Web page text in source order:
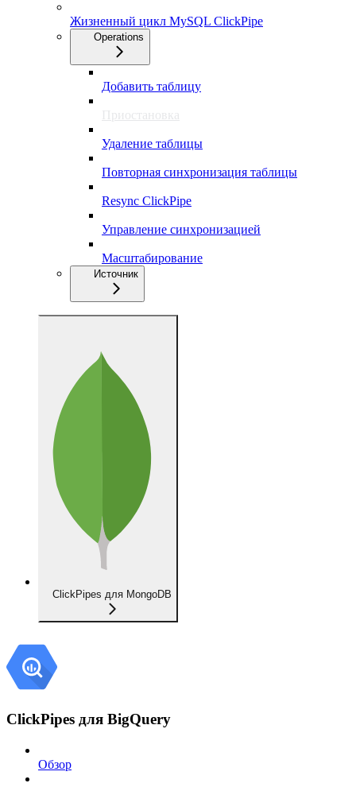
Жизненный цикл MySQL ClickPipe
Operations
Добавить таблицу
Приостановка
Удаление таблицы
Повторная синхронизация таблицы
Resync ClickPipe
Управление синхронизацией
Масштабирование
Источник
ClickPipes для MongoDB
ClickPipes для BigQuery
Обзор